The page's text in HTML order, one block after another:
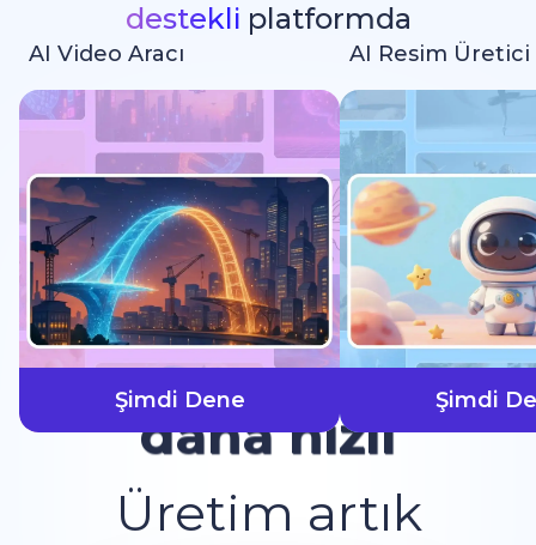
destekli platformda
AI Video Aracı
Şimdi Dene
AI Resim Üretici
Şimdi
Üretim artık
daha hızlı